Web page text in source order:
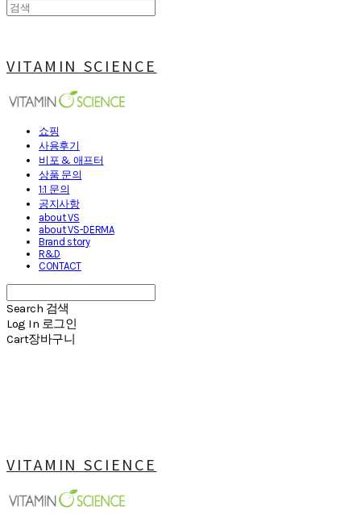
VITAMIN SCIENCE
쇼핑
사용후기
비포 & 애프터
상품 문의
1:1 문의
공지사항
about VS
about VS-DERMA
Brand story
R&D
CONTACT
Search 검색
Log In 로그인
Cart장바구니
VITAMIN SCIENCE